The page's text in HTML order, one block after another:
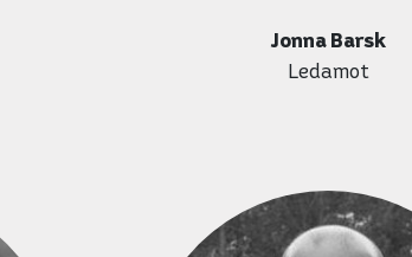
Jonna Barsk
Ledamot